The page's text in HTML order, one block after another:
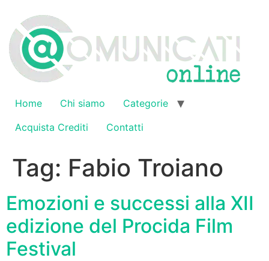
contenuto
Home Chi siamo
Categorie
Acquista Crediti
Contatti
Tag: Fabio Troiano
Emozioni e successi alla XII
edizione del Procida Film
Festival